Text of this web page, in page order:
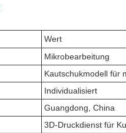
Wert
Mikrobearbeitung
Kautschukmodell für
Individualisiert
Guangdong, China
3D-Druckdienst für